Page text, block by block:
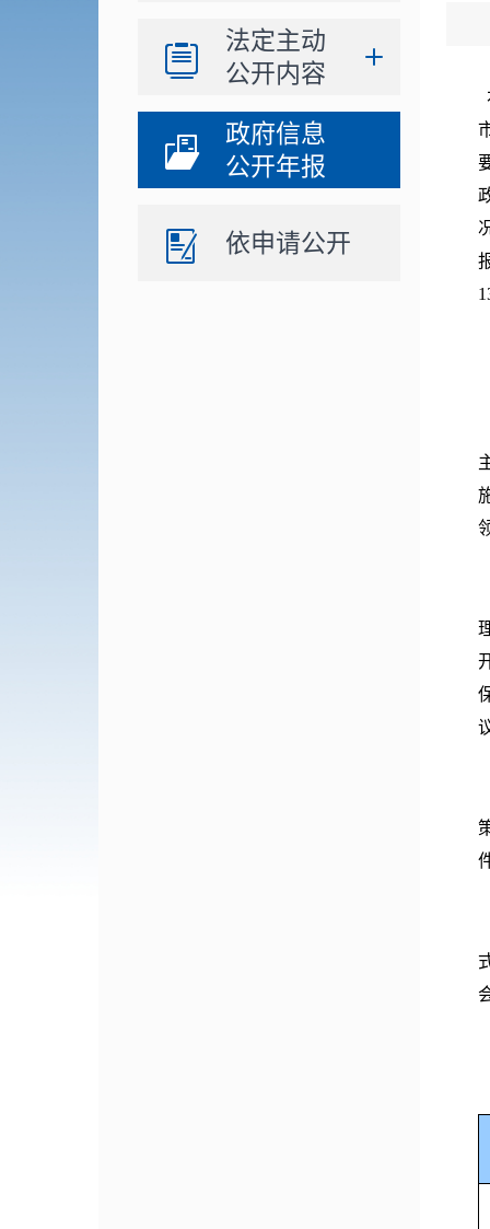
法定主动
公开内容
政府信息
公开年报
依申请公开